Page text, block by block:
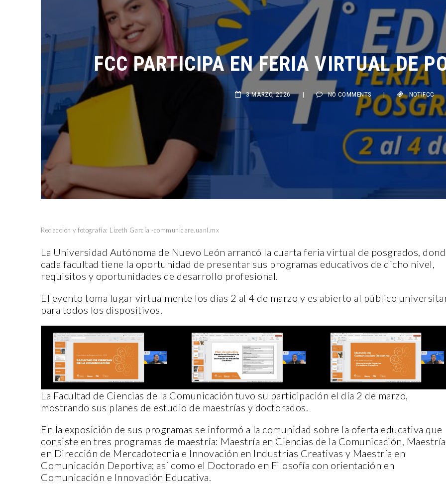
FCC PARTICIPA EN FERIA VIRTUAL DE
3 MARZO, 2026 NO COMMENTS | NOTIFCC
Redacción y fotografía: Lizeth García -communicare.uanl.mx
La Universidad Autónoma de Nuevo León arrancó la cuarta feria virtual de posgrados,
cada facultad tiene la oportunidad de presentar sus programas educativos de dicho nivel,
requisitos y oportunidades de desarrollo profesional.
El evento toma lugar virtualmente los días 2 al 4 de marzo y es abierto al público
para todos los dispositivos.
La Facultad de Ciencias de la Comunicación tuvo su participación el día 2 de marzo,
mostrando sus planes de estudio de maestrías y doctorados.
En la exposición de sus programas se informó a la comunidad sobre la oferta educativa que
consiste en tres programas de maestría: Maestría en Ciencias de la Comunicación, Maestría
en Dirección de Mercadotecnia e Innovación en Industrias Creativas y Maestría en
Comunicación Deportiva; así como el Doctorado en Filosofía con orientación en
Comunicación e Innovación Educativa.